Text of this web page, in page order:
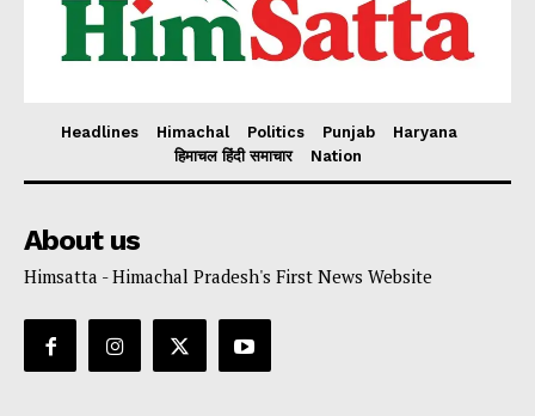
Headlines Himachal Politics Punjab
Haryana
हिमाचल हिंदी समाचार
Nation
About us
Himsatta - Himachal Pradesh's First News Website